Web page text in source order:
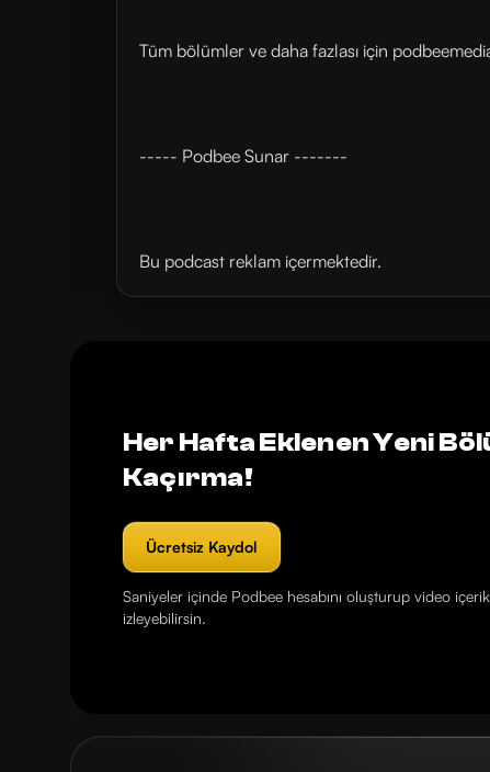
Tüm bölümler ve daha fazlası için
----- Podbee Sunar -------
Bu podcast reklam içermektedir.
Her Hafta Eklenen Yeni
Kaçırma!
Ücretsiz Kaydol
Saniyeler içinde Podbee hesabını oluşturup video
izleyebilirsin.